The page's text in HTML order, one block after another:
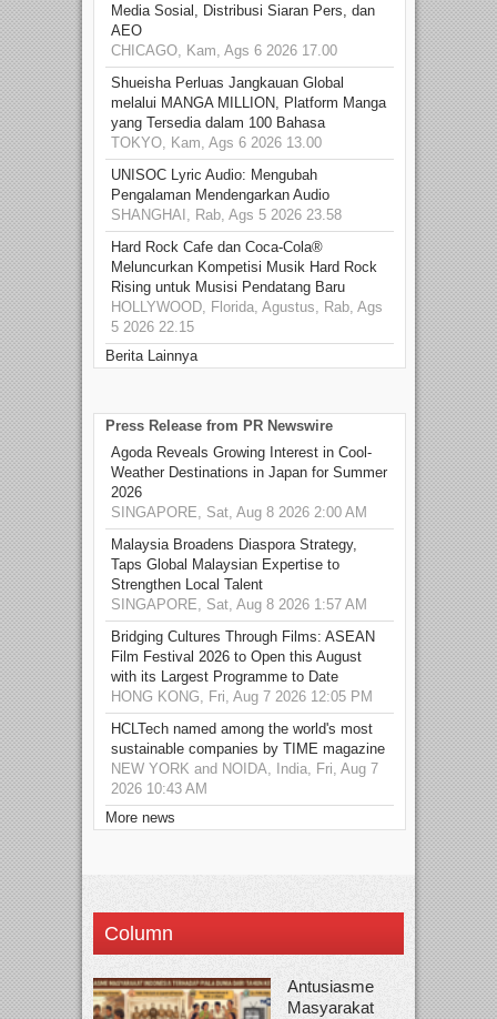
Media Sosial, Distribusi Siaran Pers, dan
AEO
CHICAGO, Kam, Ags 6 2026 17.00
Shueisha Perluas Jangkauan Global
melalui MANGA MILLION, Platform Manga
yang Tersedia dalam 100 Bahasa
TOKYO, Kam, Ags 6 2026 13.00
UNISOC Lyric Audio: Mengubah
Pengalaman Mendengarkan Audio
SHANGHAI, Rab, Ags 5 2026 23.58
Hard Rock Cafe dan Coca-Cola®
Meluncurkan Kompetisi Musik Hard Rock
Rising untuk Musisi Pendatang Baru
HOLLYWOOD, Florida, Agustus, Rab, Ags
5 2026 22.15
Berita Lainnya
Press Release from PR Newswire
Agoda Reveals Growing Interest in Cool-
Weather Destinations in Japan for Summer
2026
SINGAPORE, Sat, Aug 8 2026 2:00 AM
Malaysia Broadens Diaspora Strategy,
Taps Global Malaysian Expertise to
Strengthen Local Talent
SINGAPORE, Sat, Aug 8 2026 1:57 AM
Bridging Cultures Through Films: ASEAN
Film Festival 2026 to Open this August
with its Largest Programme to Date
HONG KONG, Fri, Aug 7 2026 12:05 PM
HCLTech named among the world's most
sustainable companies by TIME magazine
NEW YORK and NOIDA, India, Fri, Aug 7
2026 10:43 AM
More news
Column
Antusiasme
Masyarakat